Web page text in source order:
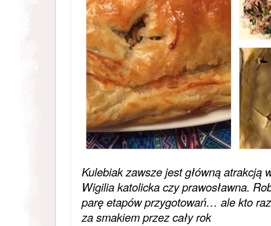
Kulebiak zawsze jest główną atrakcją
Wigilia katolicka czy prawosławna.
parę etapów przygotowań… ale kto
za smakiem przez cały rok